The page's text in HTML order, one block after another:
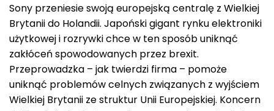
Sony przeniesie swoją europejską centralę z Wielkiej
Brytanii do Holandii. Japoński gigant rynku elektroniki
użytkowej i rozrywki chce w ten sposób uniknąć
zakłóceń spowodowanych przez brexit.
Przeprowadzka – jak twierdzi firma – pomoże
uniknąć problemów celnych związanych z wyjściem
Wielkiej Brytanii ze struktur Unii Europejskiej. Koncern